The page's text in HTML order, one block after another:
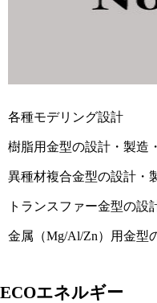
各種モデリング設計
樹脂用金型の設計・製造
異種材複合金型の設計・
トランスファー金型の設
金属（Mg/Al/Zn）用金型
ECOエネルギー